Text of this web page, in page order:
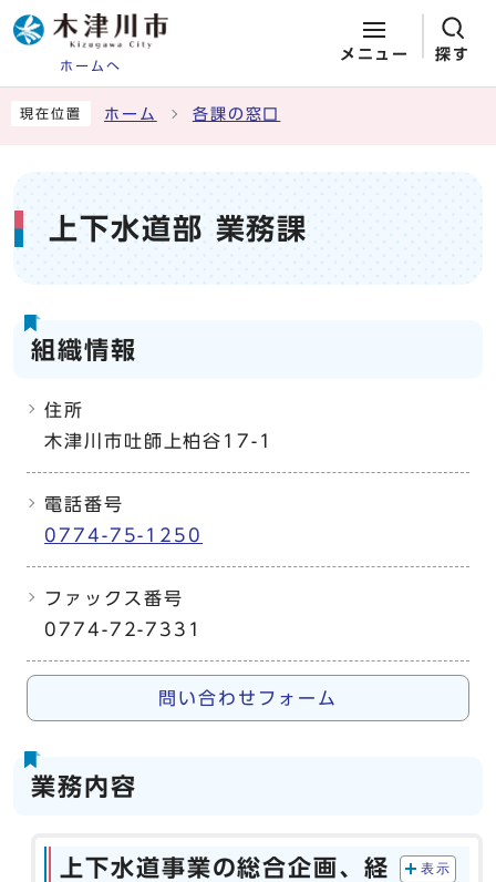
ホームへ
メニュー 探す
現在位置 ホーム 各課の窓口
上下水道部 業務課
組織情報
住所
木津川市吐師上柏谷17-1
電話番号
0774-75-1250
ファックス番号
0774-72-7331
問い合わせフォーム
業務内容
上下水道事業の総合企画、経
表示